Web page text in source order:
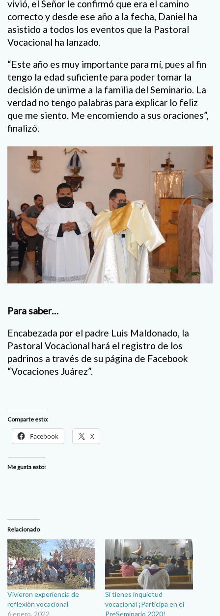
vivió, el Señor le confirmó que era el camino
correcto y desde ese año a la fecha, Daniel ha
asistido a todos los eventos que la Pastoral
Vocacional ha lanzado.
“Este año es muy importante para mí, pues al fin
tengo la edad suficiente para poder tomar la
decisión de unirme a la familia del Seminario. La
verdad no tengo palabras para explicar lo feliz
que me siento. Me encomiendo a sus oraciones”,
finalizó.
Para saber…
Encabezada por el padre Luis Maldonado, la
Pastoral Vocacional hará el registro de los
padrinos a través de su página de Facebook
“Vocaciones Juárez”.
Comparte esto:
Facebook X
Me gusta esto:
Relacionado
Vivieron experiencia de
reflexión vocacional
6 enero, 2022
Si tienes inquietud
vocacional ¡Participa en el
PreSeminario 2020!